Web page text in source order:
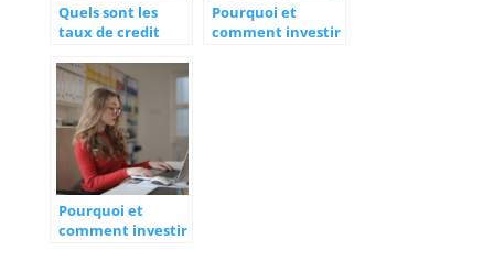
Quels sont les
taux de credit
caisse d’epargne ?
Pourquoi et
comment investir
Pourquoi et
comment investir